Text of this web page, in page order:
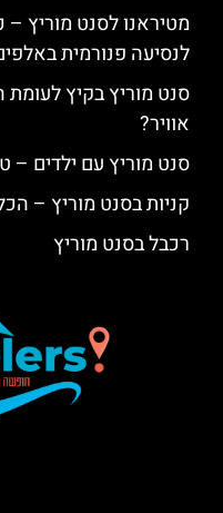
מטיראנו לסנט מוריץ
לנסיעה פנורמית
סנט מוריץ בקיץ
אוויר?
סנט מוריץ עם ילדים –
קניות בסנט מוריץ –
רכבל בסנט מוריץ